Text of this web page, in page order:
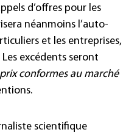
d’offres pour les
néanmoins l’auto-
et les entreprises,
Les excédents seront
prix conformes au marché
scientifique